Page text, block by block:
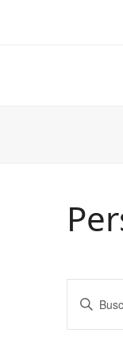
de
Introduce
palabra